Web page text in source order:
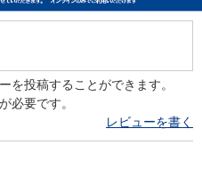
を投稿することができます。
が必要です。
レビューを書く